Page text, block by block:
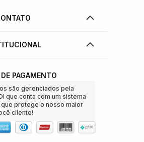
PAGAMENTO
são gerenciados pela
que conta com um sistema
protege o nosso maior
cliente!